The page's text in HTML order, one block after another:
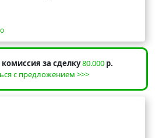
за сделку80.000 р.
с предложением >>>